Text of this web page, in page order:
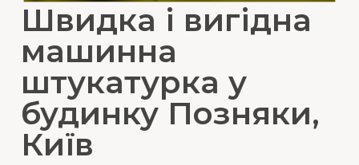
Швидка і вигідна
машинна
штукатурка у
будинку Позняки,
Київ